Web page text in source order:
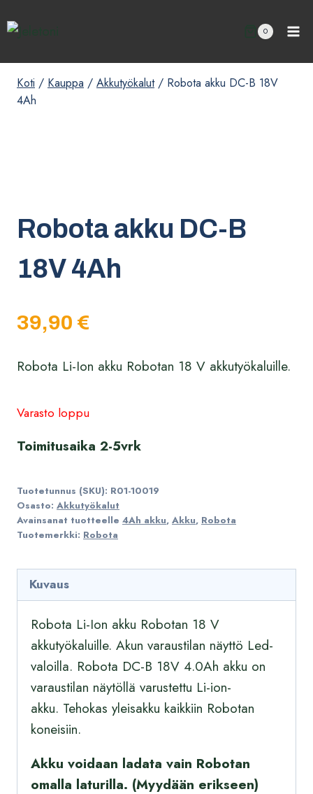
sisältöön
0
Koti / Kauppa / Akkutyökalut / Robota akku DC-B 18V
4Ah
Robota akku DC-B
18V 4Ah
39,90 €
Robota Li-Ion akku Robotan 18 V akkutyökaluille.
Varasto loppu
Toimitusaika 2-5vrk
Tuotetunnus (SKU): R01-10019
Osasto: Akkutyökalut
Avainsanat tuotteelle 4Ah akku, Akku, Robota
Tuotemerkki: Robota
Kuvaus
Robota Li-Ion akku Robotan 18 V
akkutyökaluille. Akun varaustilan näyttö Led-
valoilla. Robota DC-B 18V 4.0Ah akku on
varaustilan näytöllä varustettu Li-ion-
akku. Tehokas yleisakku kaikkiin Robotan
koneisiin.
Akku voidaan ladata vain Robotan
omalla laturilla. (Myydään erikseen)